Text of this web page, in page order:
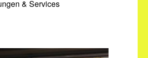
& Services